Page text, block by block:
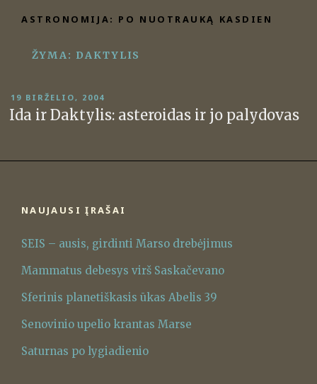
prieASTRONOMIJA: PO NUOTRAUKĄ KASDIEN
ŽYMA: DAKTYLIS
PASKELBTA
19 BIRŽELIO, 2004
Ida ir Daktylis: asteroidas ir jo palydovas
NAUJAUSI ĮRAŠAI
SEIS – ausis, girdinti Marso drebėjimus
Mammatus debesys virš Saskačevano
Sferinis planetiškasis ūkas Abelis 39
Senovinio upelio krantas Marse
Saturnas po lygiadienio